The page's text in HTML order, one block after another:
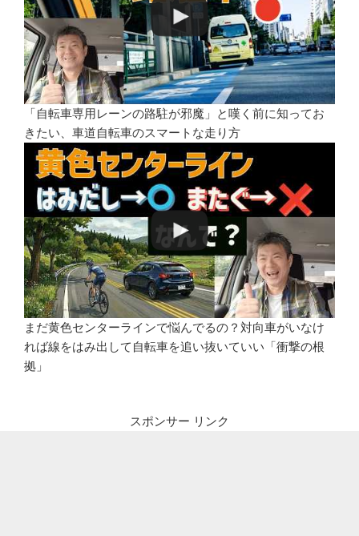
「自転車専用レーンの路駐が邪魔」と嘆く前に知ってお
きたい、車道自転車のスマートな走り方
まだ黄色センターラインで悩んでるの？対向車がいなけ
れば線をはみ出して自転車を追い抜いていい「衝撃の根
拠」
スポンサー リンク